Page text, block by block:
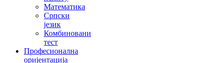
Математика
Српски
језик
Комбиновани
тест
Професионална
оријентација